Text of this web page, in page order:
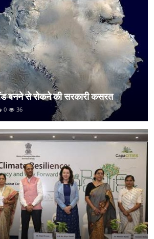
बनने से रोकने की सरकारी कसरत
0 36